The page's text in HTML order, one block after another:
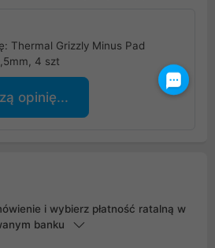
Thermal Grizzly Minus Pad
4 szt
opinię...
i wybierz płatność ratalną w
banku